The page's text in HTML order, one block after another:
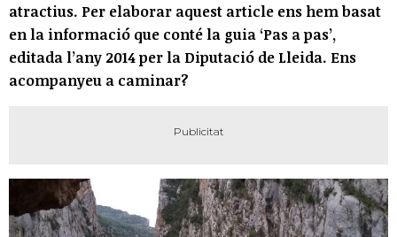
atractius. Per elaborar aquest article ens hem basat
en la informació que conté la guia ‘Pas a pas’,
editada l’any 2014 per la Diputació de Lleida. Ens
acompanyeu a caminar?